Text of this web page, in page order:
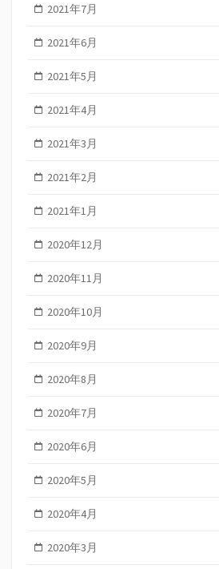
2021年7月
2021年6月
2021年5月
2021年4月
2021年3月
2021年2月
2021年1月
2020年12月
2020年11月
2020年10月
2020年9月
2020年8月
2020年7月
2020年6月
2020年5月
2020年4月
2020年3月